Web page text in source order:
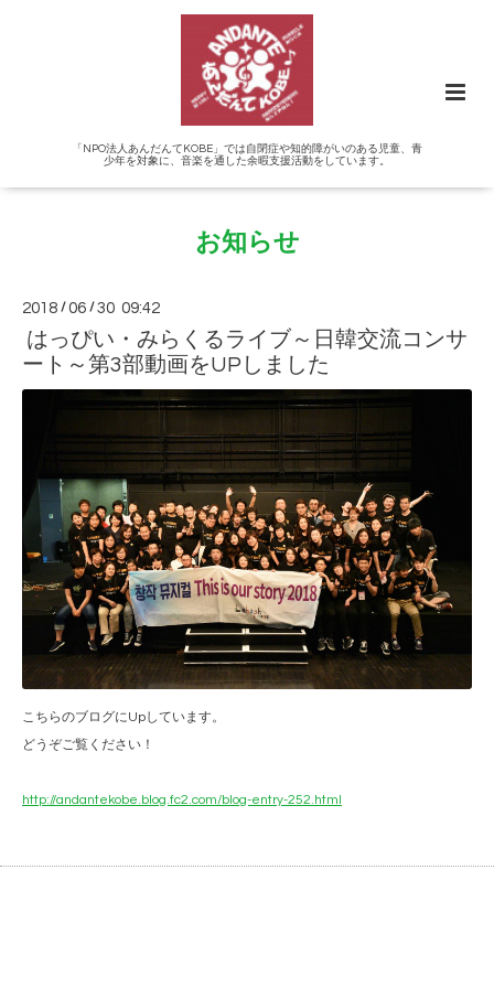
「NPO法人あんだんてKOBE」では自閉症や知的障がいのある児童、青
少年を対象に、音楽を通した余暇支援活動をしています。
お知らせ
2018 /06 /30 09:42
はっぴい・みらくるライブ～日韓交流コンサ
ート～第3部動画をUPしました
こちらのブログにUpしています。
どうぞご覧ください！
http://andantekobe.blog.fc2.com/blog-entry-252.html